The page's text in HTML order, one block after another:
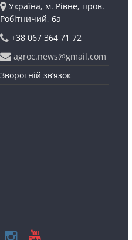
Україна, м. Рівне, пров.
Робітничий, 6а
+38 067 364 71 72
agroc.news@gmail.com
Зворотній зв’язок